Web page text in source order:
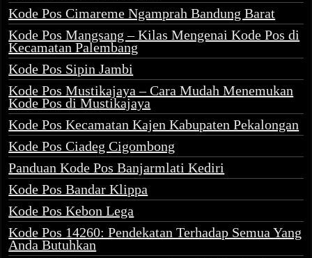
Kode Pos Cimareme Ngamprah Bandung Barat
Kode Pos Mangsang – Kilas Mengenai Kode Pos di
Kecamatan Palembang
Kode Pos Sipin Jambi
Kode Pos Mustikajaya – Cara Mudah Menemukan
Kode Pos di Mustikajaya
Kode Pos Kecamatan Kajen Kabupaten Pekalongan
Kode Pos Ciadeg Cigombong
Panduan Kode Pos Banjarmlati Kediri
Kode Pos Bandar Klippa
Kode Pos Kebon Lega
Kode Pos 14260: Pendekatan Terhadap Semua Yang
Anda Butuhkan